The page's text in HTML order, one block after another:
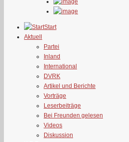
Start
Aktuell
Partei
Inland
International
DVRK
Artikel und Berichte
Vorträge
Leserbeiträge
Bei Freunden gelesen
Videos
Diskussion